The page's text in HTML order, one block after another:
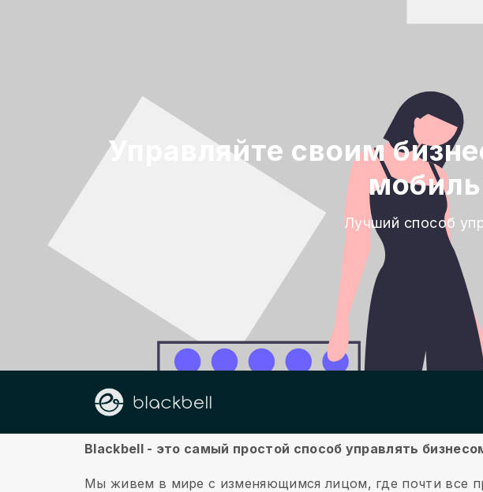
Управляйте своим
Лучший способ
О нас
Blackbell - это самый простой способ управлять
Мы живем в мире с изменяющимся лицом, где почти все